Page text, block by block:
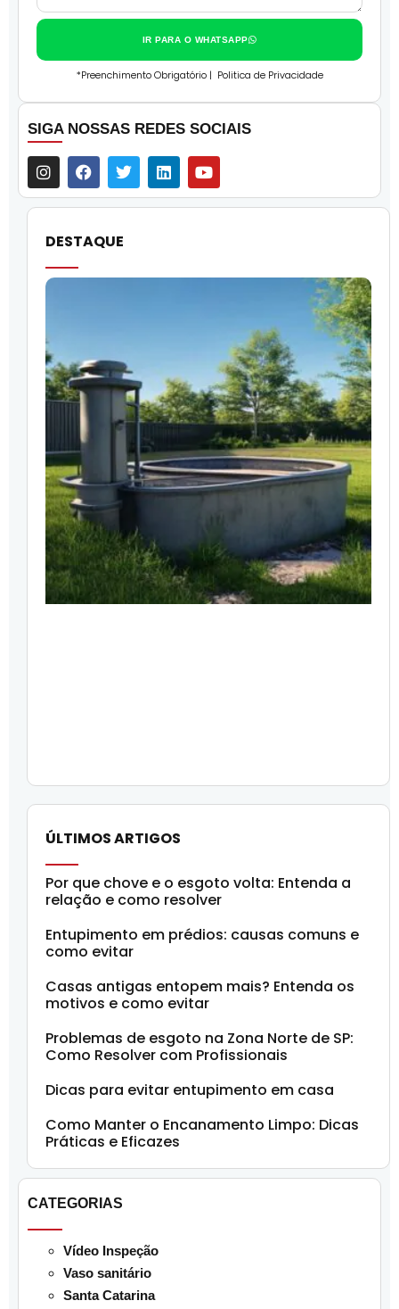
IR PARA O WHATSAPP
*Preenchimento Obrigatório | Politica de Privacidade
SIGA NOSSAS REDES SOCIAIS
DESTAQUE
ÚLTIMOS ARTIGOS
Por que chove e o esgoto volta: Entenda a
relação e como resolver
Entupimento em prédios: causas comuns e
como evitar
Casas antigas entopem mais? Entenda os
motivos e como evitar
Problemas de esgoto na Zona Norte de SP:
Como Resolver com Profissionais
Dicas para evitar entupimento em casa
Como Manter o Encanamento Limpo: Dicas
Práticas e Eficazes
CATEGORIAS
Vídeo Inspeção
Vaso sanitário
Santa Catarina